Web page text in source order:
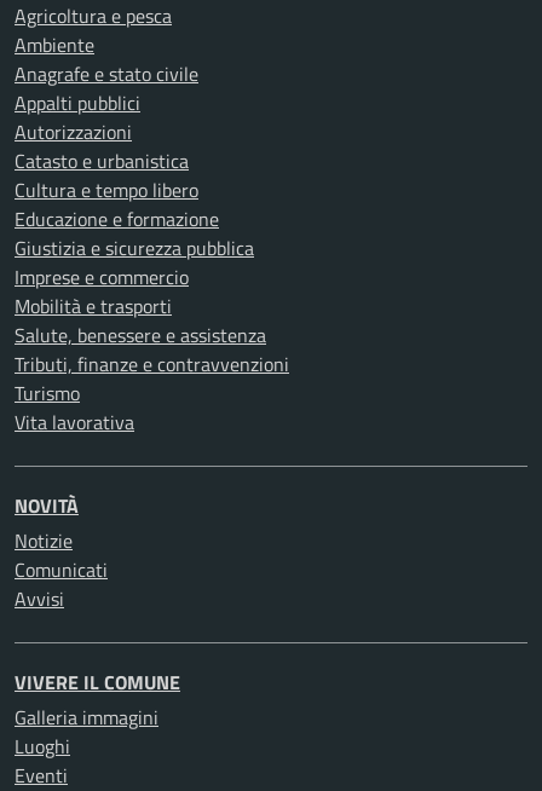
Agricoltura e pesca
Ambiente
Anagrafe e stato civile
Appalti pubblici
Autorizzazioni
Catasto e urbanistica
Cultura e tempo libero
Educazione e formazione
Giustizia e sicurezza pubblica
Imprese e commercio
Mobilità e trasporti
Salute, benessere e assistenza
Tributi, finanze e contravvenzioni
Turismo
Vita lavorativa
NOVITÀ
Notizie
Comunicati
Avvisi
VIVERE IL COMUNE
Galleria immagini
Luoghi
Eventi